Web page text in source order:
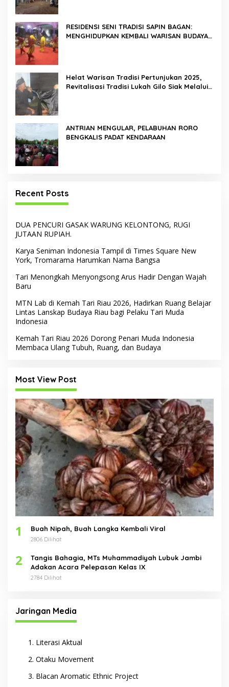
RESIDENSI SENI TRADISI SAPIN BAGAN:
MENGHIDUPKAN KEMBALI WARISAN BUDAYA
Helat Warisan Tradisi Pertunjukan 2025,
Revitalisasi Tradisi Lukah Gilo Siak Melalui
ANTRIAN MENGULAR, PELABUHAN RORO
BENGKALIS PADAT KENDARAAN
Recent Posts
DUA PENCURI GASAK WARUNG KELONTONG, RUGI
JUTAAN RUPIAH.
Karya Seniman Indonesia Tampil di Times Square New
York, Tromarama Harumkan Nama Bangsa
Tari Menongkah Menyongsong Arus Hadir Dengan Wajah
Baru
MTN Lab di Kemah Tari Riau 2026, Hadirkan Ruang Belajar
Lintas Lanskap Budaya Riau bagi Pelaku Tari Muda
Indonesia
Kemah Tari Riau 2026 Dorong Penari Muda Indonesia
Membaca Ulang Tubuh, Ruang, dan Budaya
Most View Post
1 Buah Nipah, Buah Langka Kembali Viral
2806 Dilihat
2
Tangis Bahagia, MTs Muhammadiyah Lubuk Jambi
Adakan Acara Pelepasan Kelas IX
2784 Dilihat
Jaringan Media
Literasi Aktual
Otaku Movement
Blacan Aromatic Ethnic Project